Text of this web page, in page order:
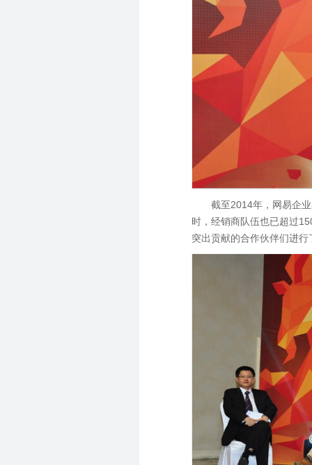
截至2014年，网易企
时，经销商队伍也已超过
突出贡献的合作伙伴们进